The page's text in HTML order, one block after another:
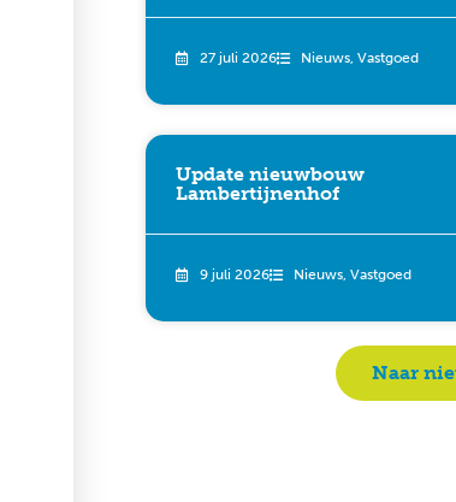
27 juli 2026 Nieuws, Vastgoed
Update nieuwbouw
Lambertijnenhof
9 juli 2026 Nieuws, Vastgoed
Naar